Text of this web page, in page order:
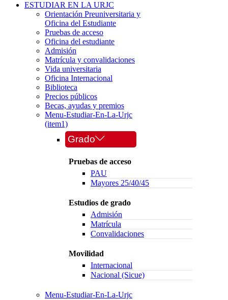
ESTUDIAR EN LA URJC
Orientación Preuniversitaria y
Oficina del Estudiante
Pruebas de acceso
Oficina del estudiante
Admisión
Matrícula y convalidaciones
Vida universitaria
Oficina Internacional
Biblioteca
Precios públicos
Becas, ayudas y premios
Menu-Estudiar-En-La-Urjc
(item1)
Grado
Pruebas de acceso
PAU
Mayores 25/40/45
Estudios de grado
Admisión
Matrícula
Convalidaciones
Movilidad
Internacional
Nacional (Sicue)
Menu-Estudiar-En-La-Urjc